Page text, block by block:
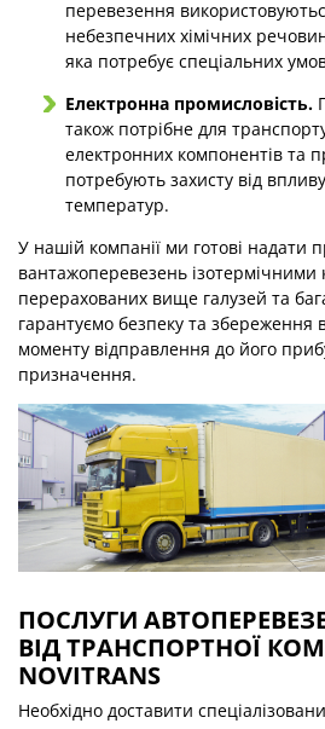
перевезення
небезпечних хімічних
яка потребує спеціальних
Електронна промисловість.
також потрібне для
електронних компонентів та
потребують захисту від
температур.
У нашій компанії ми готові надати
вантажоперевезень ізотермічними
перерахованих вище галузей та
гарантуємо безпеку та збереження
моменту відправлення до його
призначення.
ПОСЛУГИ
ВІД ТРАНСПОРТНОЇ
NOVITRANS
Необхідно доставити